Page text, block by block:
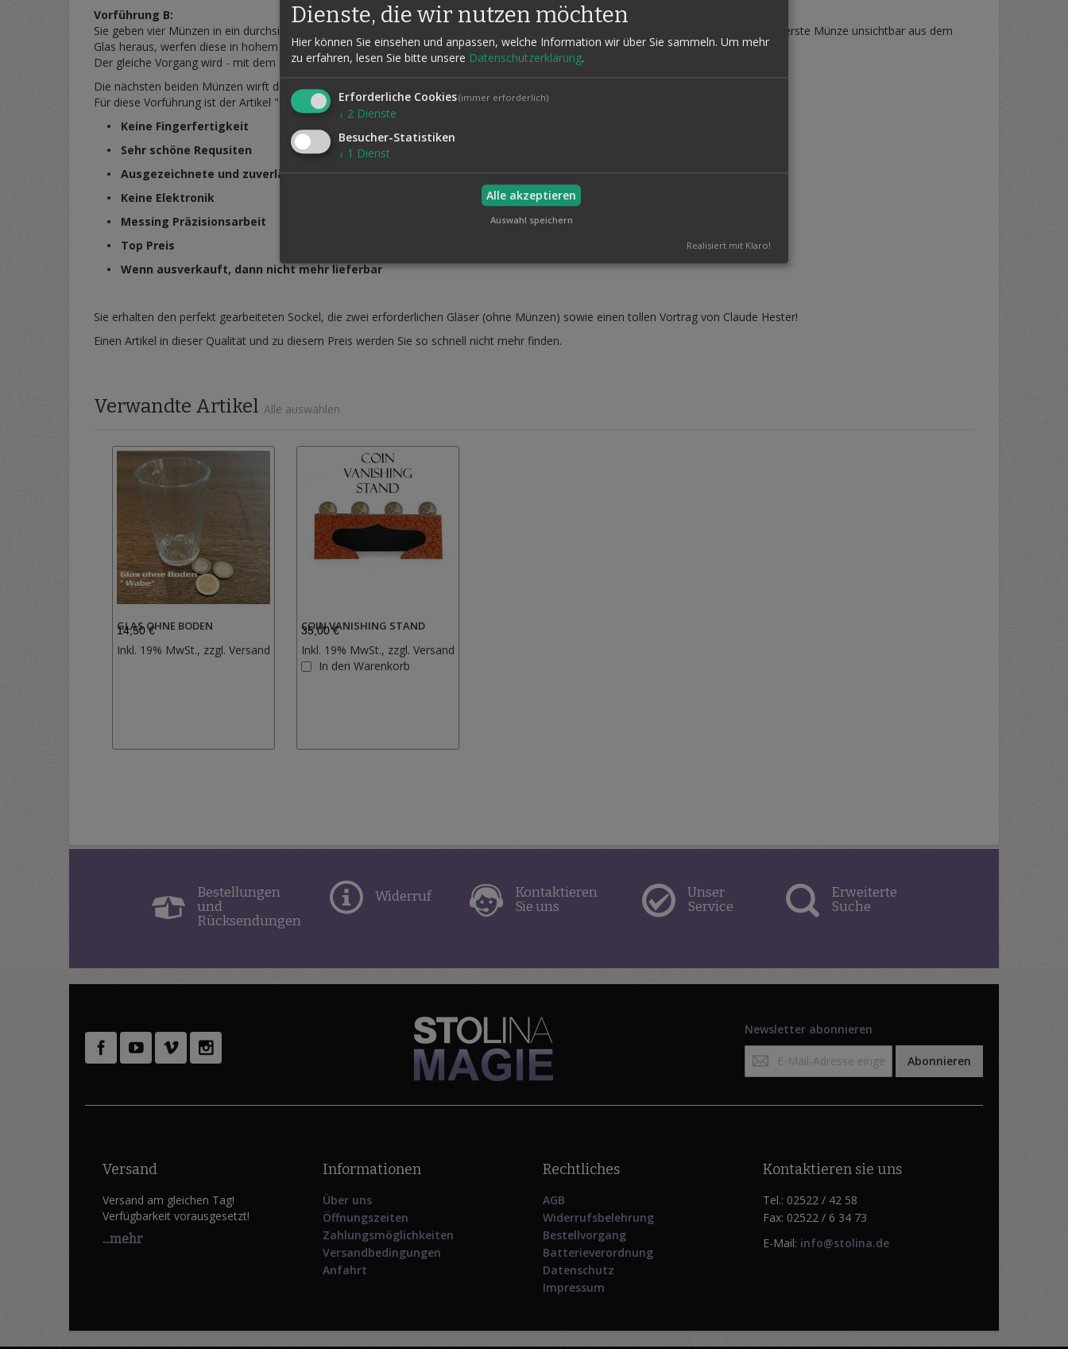
Vorführung B:
Sie geben vier Münzen in ein durchsichtiges Glas, decken dieses mit einem Tuch ab und stellen es auf den Tisch. Dann nehmen Sie die erste Münze unsichtbar aus dem
Glas heraus, werfen diese in hohem Bogen in die Luft, und laut klimpernd kommt die Münze im Glas an.
Der gleiche Vorgang wird - mit dem gleichen Ergebnis - wiederholt, erneut erscheint die Münze klimpernd im Glas.
Die nächsten beiden Münzen wirft der Zuschauer und tatsächlich, auch diese Münzen landen im Glas.
Für diese Vorführung ist der Artikel "Glas ohne Boden" erforderlich, der nicht im Lieferumfang enthalten ist.
• Keine Fingerfertigkeit
• Sehr schöne Requsiten
• Ausgezeichnete und zuverlässige Mechnik
• Keine Elektronik
• Messing Präzisionsarbeit
• Top Preis
• Wenn ausverkauft, dann nicht mehr lieferbar
Sie erhalten den perfekt gearbeiteten Sockel, die zwei erforderlichen Gläser (ohne Münzen) sowie einen tollen Vortrag von Claude Hester!
Einen Artikel in dieser Qualität und zu diesem Preis werden Sie so schnell nicht mehr finden.
Verwandte Artikel Alle auswählen
GLAS OHNE BODEN
14,50 €
Inkl. 19% MwSt., zzgl. VersandZur
Wunschliste
COIN VANISHING STAND
35,00 €
Inkl. 19% MwSt., zzgl.Versand
In den Warenkorb
Bestellungen
und
Rücksendungen
Widerruf
Kontaktieren
Sie uns
Unser
Service
Erweiterte
Suche
Newsletter abonnieren
zum
Abonnieren
Versand
Versand am gleichen Tag!
Verfügbarkeit vorausgesetzt!
...mehr
Informationen
Über uns
Öffnungszeiten
Zahlungsmöglichkeiten
Versandbedingungen
Anfahrt
Rechtliches
AGB
Widerrufsbelehrung
Bestellvorgang
Batterieverordnung
Datenschutz
Impressum
Kontaktieren sie uns
Tel.: 02522 / 42 58
Fax: 02522 / 6 34 73
E-Mail: info@stolina.de
Dienste, die wir nutzen möchten
Hier können Sie einsehen und anpassen, welche Information wir über Sie sammeln. Um mehr
zu erfahren, lesen Sie bitte unsere Datenschutzerklärung.
Erforderliche Cookies(immer erforderlich)
↓ 2 Dienste
Besucher-Statistiken
↓ 1 Dienst
Alle akzeptieren
Auswahl speichern
Realisiert mit Klaro!